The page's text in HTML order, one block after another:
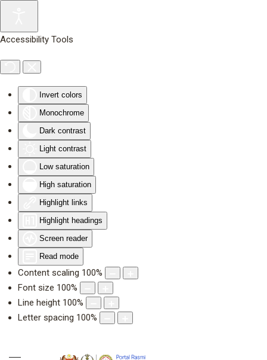
Accessibility Tools
Invert colors
Monochrome
Dark contrast
Light contrast
Low saturation
High saturation
Highlight links
Highlight headings
Screen reader
Read mode
Content scaling 100%
Font size 100%
Line height 100%
Letter spacing 100%